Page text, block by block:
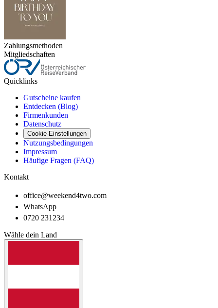
Zahlungsmethoden
Mitgliedschaften
Quicklinks
Gutscheine kaufen
Entdecken (Blog)
Firmenkunden
Datenschutz
Cookie-Einstellungen
Nutzungsbedingungen
Impressum
Häufige Fragen (FAQ)
Kontakt
office@weekend4two.com
WhatsApp
0720 231234
Wähle dein Land